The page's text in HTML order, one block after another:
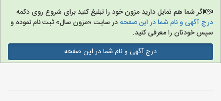
اگر شما هم تمایل دارید مزون خود را تبلیغ کنید برای شروع روی دکمه
درج آگهی و نام شما در این صفحهدر سایت «مزون سال» ثبت نام نموده و
سپس خودتان را معرفی کنید.
درج آگهی و نام شما در این صفحه